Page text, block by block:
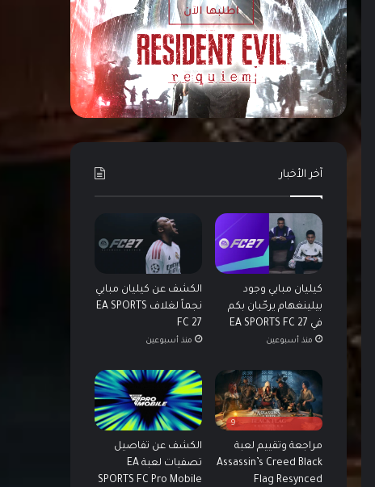
آخر الأخبار
كيليان مبابي وجود
بيلينغهام يرحّبان بكم
في EA SPORTS FC 27
منذ أسبوعين
الكشف عن كيليان مبابي
نجماً لغلاف EA SPORTS
FC 27
منذ أسبوعين
9
مراجعة وتقييم لعبة
Assassin’s Creed Black
Flag Resynced
الكشف عن تفاصيل
تصفيات لعبة EA
SPORTS FC Pro Mobile